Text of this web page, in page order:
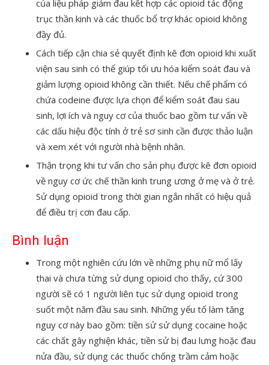
của liệu pháp giảm đau kết hợp các opioid tác động
trục thần kinh và các thuốc bổ trợ khác opioid không
đầy đủ.
Cách tiếp cận chia sẻ quyết định kê đơn opioid khi xuất
viện sau sinh có thể giúp tối ưu hóa kiểm soát đau và
giảm lượng opioid không cần thiết. Nếu chế phẩm có
chứa codeine được lựa chọn để kiểm soát đau sau
sinh, lợi ích và nguy cơ của thuốc bao gồm tư vấn về
các dấu hiệu độc tính ở trẻ sơ sinh cần được thảo luận
và xem xét với người nhà bệnh nhân.
Thận trọng khi tư vấn cho sản phụ được kê đơn opioid
về nguy cơ ức chế thần kinh trung ương ở mẹ và ở trẻ.
Sử dụng opioid trong thời gian ngắn nhất có hiệu quả
để điều trị cơn đau cấp.
Bình luận
Trong một nghiên cứu lớn về những phụ nữ mổ lấy
thai và chưa từng sử dụng opioid cho thấy, cứ 300
người sẽ có 1 người liên tục sử dụng opioid trong
suốt một năm đầu sau sinh. Những yếu tố làm tăng
nguy cơ này bao gồm: tiền sử sử dụng cocaine hoặc
các chất gây nghiện khác, tiền sử bị đau lưng hoặc đau
nửa đầu, sử dụng các thuốc chống trầm cảm hoặc